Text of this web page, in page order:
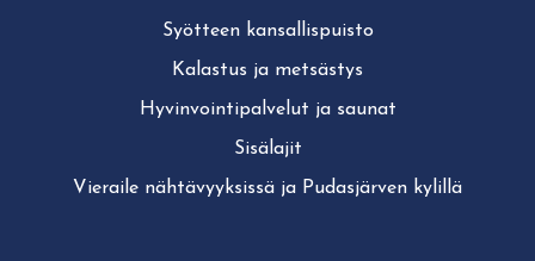
Syötteen kan­sal­lis­puis­to
Kalastus ja metsästys
Hy­vin­voin­ti­pal­ve­lut ja saunat
Sisälajit
Vieraile näh­tä­vyyk­sis­sä ja Pudasjärven kylillä